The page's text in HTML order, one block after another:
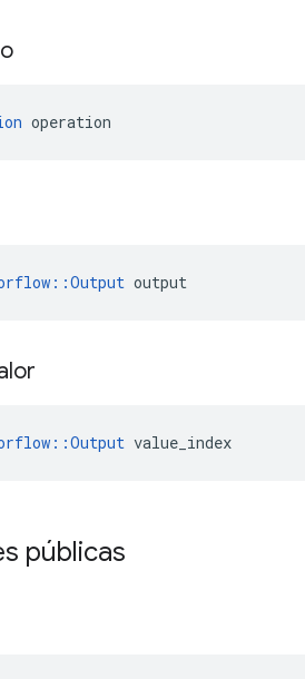
operation
output
value_index
públicas